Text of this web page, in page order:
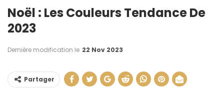
Noël : Les Couleurs Tendance De
2023
Dernière modification le 22 Nov 2023
Partager